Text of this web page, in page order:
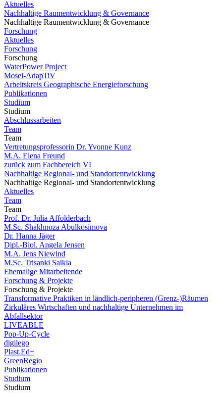
Aktuelles
Nachhaltige Raumentwicklung & Governance
Nachhaltige Raumentwicklung & Governance
Forschung
Aktuelles
Forschung
Forschung
WaterPower Project
Mosel-AdapTiV
Arbeitskreis Geographische Energieforschung
Publikationen
Studium
Studium
Abschlussarbeiten
Team
Team
Vertretungsprofessorin Dr. Yvonne Kunz
M.A. Elena Freund
zurück zum Fachbereich VI
Nachhaltige Regional- und Standortentwicklung
Nachhaltige Regional- und Standortentwicklung
Aktuelles
Team
Team
Prof. Dr. Julia Affolderbach
M.Sc. Shakhnoza Abulkosimova
Dr. Hanna Jäger
Dipl.-Biol. Angela Jensen
M.A. Jens Niewind
M.Sc. Trisanki Saikia
Ehemalige Mitarbeitende
Forschung & Projekte
Forschung & Projekte
Transformative Praktiken in ländlich-peripheren (Grenz-)Räumen
Zirkuläres Wirtschaften und nachhaltige Unternehmen im
Abfallsektor
LIVEABLE
Pop-Up-Cycle
digilego
Plast.Ed+
GreenRegio
Publikationen
Studium
Studium